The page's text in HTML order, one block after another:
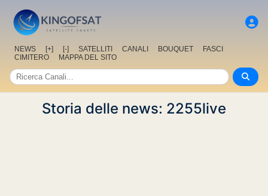
NEWS [+] [-] SATELLITI CANALI BOUQUET
FASCI
CIMITERO
MAPPA DEL SITO
Storia delle news: 2255live